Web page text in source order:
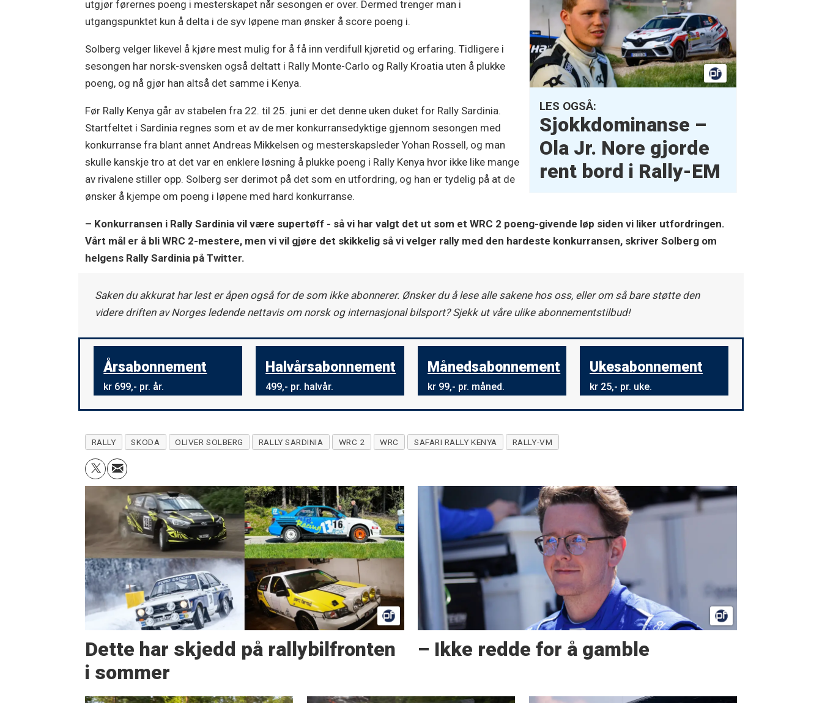
LES OGSÅ:
Sjokkdominanse –
Ola Jr. Nore gjorde
rent bord i Rally-EM
utgjør førernes poeng i mesterskapet når sesongen er over. Dermed trenger man i
utgangspunktet kun å delta i de syv løpene man ønsker å score poeng i.
Solberg velger likevel å kjøre mest mulig for å få inn verdifull kjøretid og erfaring. Tidligere i
sesongen har norsk-svensken også deltatt i Rally Monte-Carlo og Rally Kroatia uten å plukke
poeng, og nå gjør han altså det samme i Kenya.
Før Rally Kenya går av stabelen fra 22. til 25. juni er det denne uken duket for Rally Sardinia.
Startfeltet i Sardinia regnes som et av de mer konkurransedyktige gjennom sesongen med
konkurranse fra blant annet Andreas Mikkelsen og mesterskapsleder Yohan Rossell, og man
skulle kanskje tro at det var en enklere løsning å plukke poeng i Rally Kenya hvor ikke like mange
av rivalene stiller opp. Solberg ser derimot på det som en utfordring, og han er tydelig på at de
ønsker å kjempe om poeng i løpene med hard konkurranse.
– Konkurransen i Rally Sardinia vil være supertøff - så vi har valgt det ut som et WRC 2 poeng-givende løp siden vi liker utfordringen.
Vårt mål er å bli WRC 2-mestere, men vi vil gjøre det skikkelig så vi velger rally med den hardeste konkurransen, skriver Solberg om
helgens Rally Sardinia på Twitter.
Saken du akkurat har lest er åpen også for de som ikke abonnerer. Ønsker du å lese alle sakene hos oss, eller om så bare støtte den
videre driften av Norges ledende nettavis om norsk og internasjonal bilsport? Sjekk ut våre ulike abonnementstilbud!
Årsabonnement
kr 699,- pr. år.
Halvårsabonnement
499,- pr. halvår.
Månedsabonnement
kr 99,- pr. måned.
Ukesabonnement
kr 25,- pr. uke.
RALLY SKODA OLIVER SOLBERG RALLY SARDINIA WRC 2 WRC SAFARI RALLY KENYA RALLY-VM
Dette har skjedd på rallybilfronten
i sommer
– Ikke redde for å gamble